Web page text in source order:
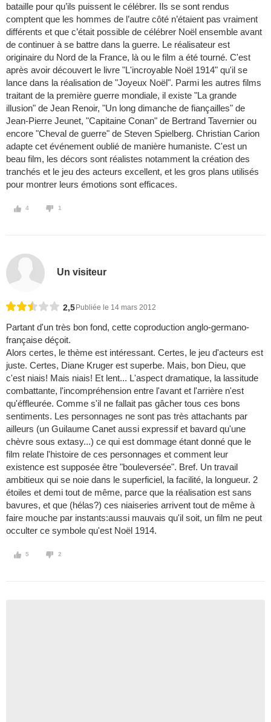
bataille pour qu’ils puissent le célébrer. Ils se sont rendus
comptent que les hommes de l’autre côté n’étaient pas vraiment
différents et que c’était possible de célébrer Noël ensemble avant
de continuer à se battre dans la guerre. Le réalisateur est
originaire du Nord de la France, là ou le film a été tourné. C'est
après avoir découvert le livre "L'incroyable Noël 1914" qu'il se
lance dans la réalisation de "Joyeux Noël". Parmi les autres films
traitant de la première guerre mondiale, il existe "La grande
illusion" de Jean Renoir, "Un long dimanche de fiançailles" de
Jean-Pierre Jeunet, "Capitaine Conan" de Bertrand Tavernier ou
encore "Cheval de guerre" de Steven Spielberg. Christian Carion
adapte cet événement oublié de manière humaniste. C'est un
beau film, les décors sont réalistes notamment la création des
tranchés et le jeu des acteurs excellent, et les gros plans utilisés
pour montrer leurs émotions sont efficaces.
4 1
Un visiteur
2,5 Publiée le 14 mars 2012
Partant d'un très bon fond, cette coproduction anglo-germano-
française déçoit.
Alors certes, le thème est intéressant. Certes, le jeu d'acteurs est
juste. Certes, Diane Kruger est superbe. Mais, bon Dieu, que
c'est niais! Mais niais! Et lent... L'aspect dramatique, la lassitude
combattante, l'incompréhension entre l'avant et l'arrière n'est
qu'éffleurée. Comme s'il ne fallait pas gâcher tous ces bons
sentiments. Les personnages ne sont pas très attachants par
ailleurs (un Guilaume Canet aussi expressif et bavard qu'une
chèvre sous extasy...) ce qui est dommage étant donné que le
film relate l'histoire de ces personnages et comment leur
existence est supposée être "bouleversée". Bref. Un travail
ambitieux qui se noie dans le superficiel, la facilité, la longueur. 2
étoiles et demi tout de même, parce que la réalisation est sans
bavures, et que (hélas?) ces niaiseries arrivent tout de même à
faire mouche par instants:aussi mauvais qu'il soit, un film ne peut
occulter ce symbole qu'est Noël 1914.
5 2